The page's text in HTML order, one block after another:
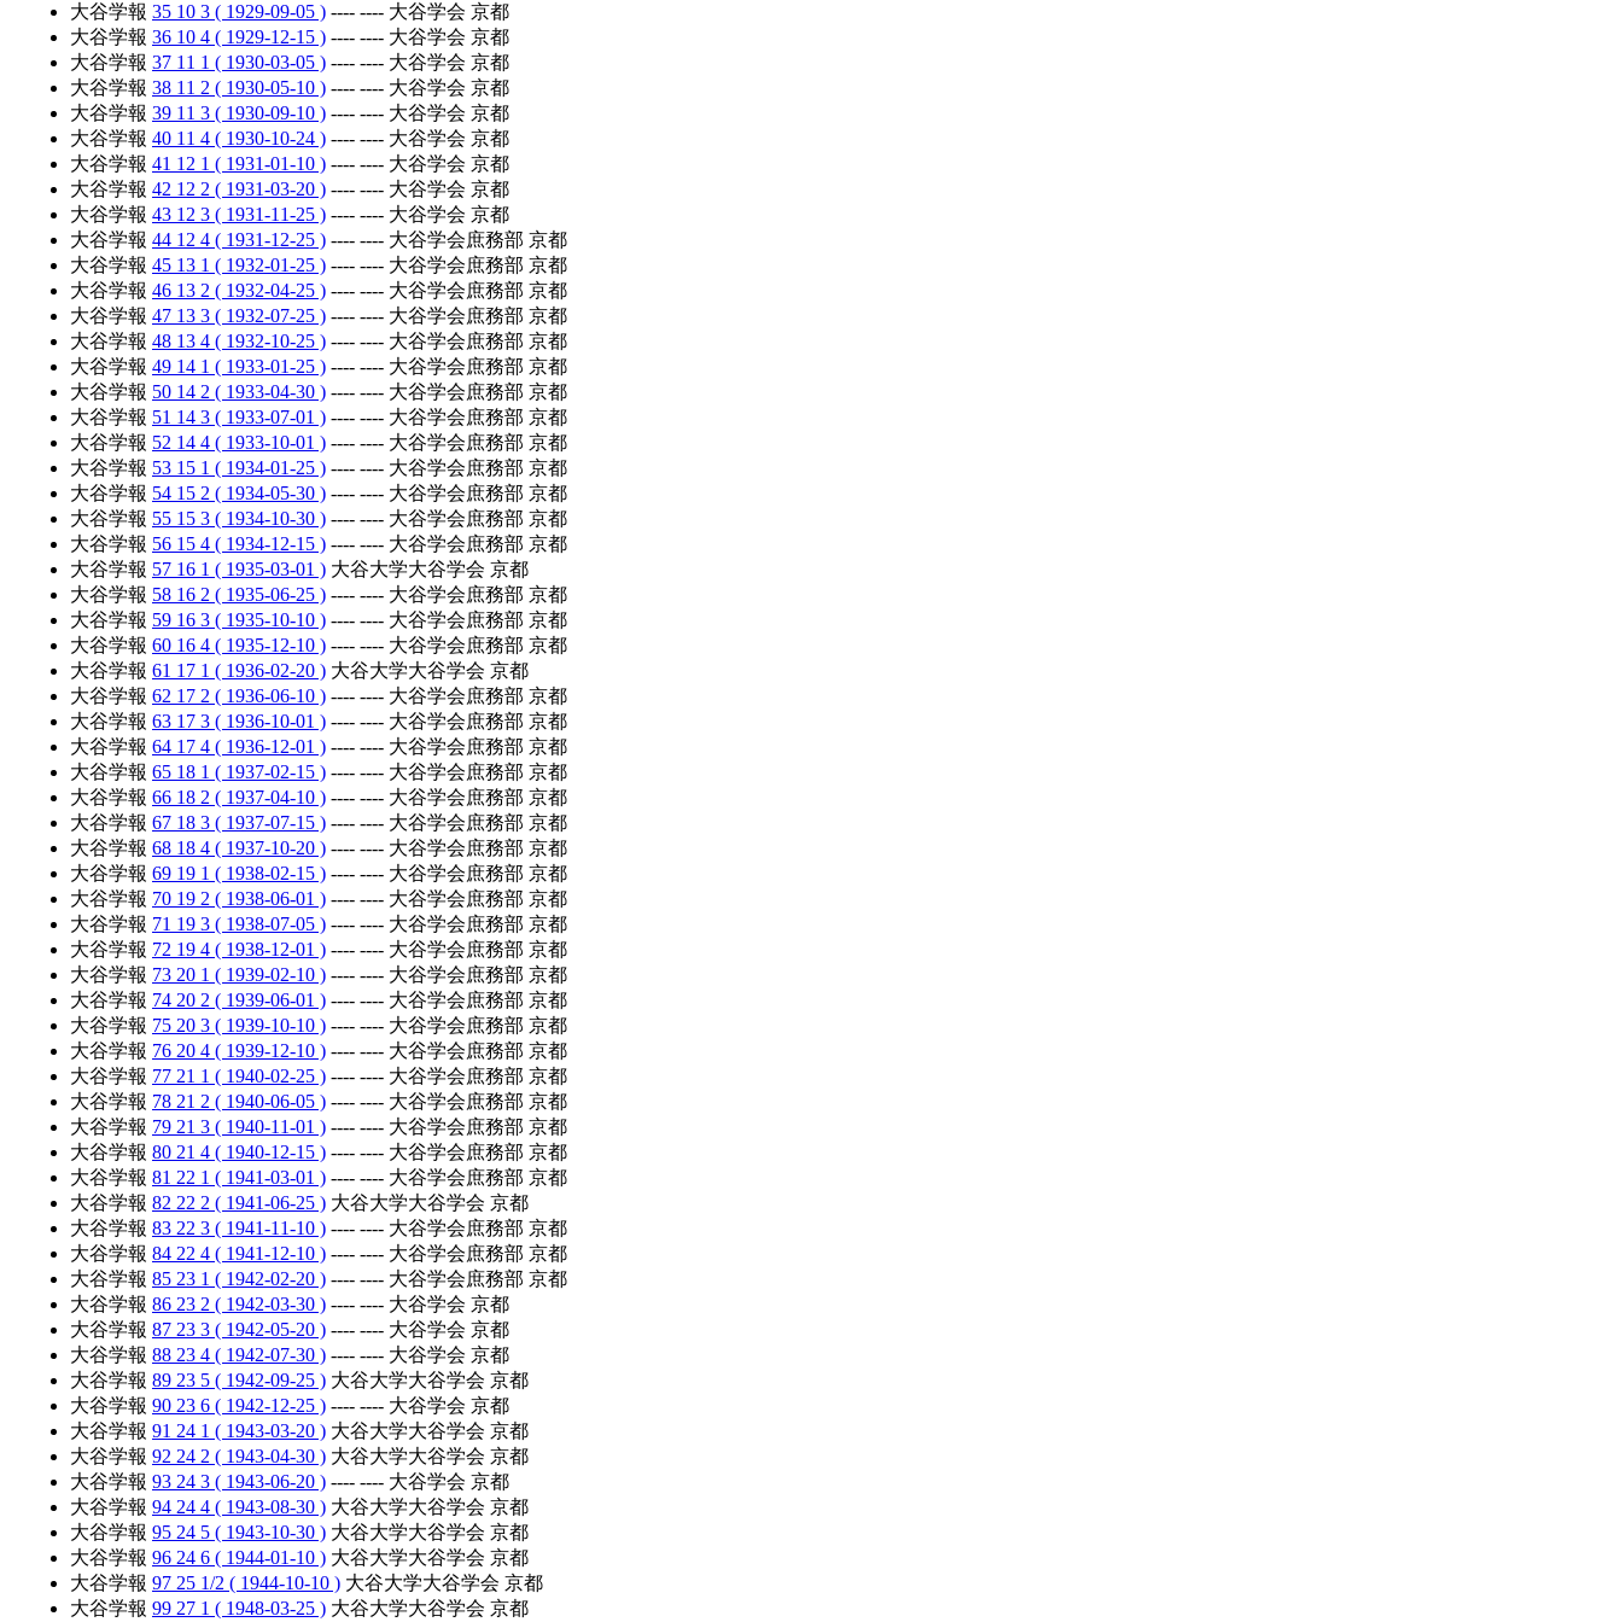
大谷学報 35 10 3 ( 1929-09-05 ) ---- ---- 大谷学会 京都
大谷学報 36 10 4 ( 1929-12-15 ) ---- ---- 大谷学会 京都
大谷学報 37 11 1 ( 1930-03-05 ) ---- ---- 大谷学会 京都
大谷学報 38 11 2 ( 1930-05-10 ) ---- ---- 大谷学会 京都
大谷学報 39 11 3 ( 1930-09-10 ) ---- ---- 大谷学会 京都
大谷学報 40 11 4 ( 1930-10-24 ) ---- ---- 大谷学会 京都
大谷学報 41 12 1 ( 1931-01-10 ) ---- ---- 大谷学会 京都
大谷学報 42 12 2 ( 1931-03-20 ) ---- ---- 大谷学会 京都
大谷学報 43 12 3 ( 1931-11-25 ) ---- ---- 大谷学会 京都
大谷学報 44 12 4 ( 1931-12-25 ) ---- ---- 大谷学会庶務部 京都
大谷学報 45 13 1 ( 1932-01-25 ) ---- ---- 大谷学会庶務部 京都
大谷学報 46 13 2 ( 1932-04-25 ) ---- ---- 大谷学会庶務部 京都
大谷学報 47 13 3 ( 1932-07-25 ) ---- ---- 大谷学会庶務部 京都
大谷学報 48 13 4 ( 1932-10-25 ) ---- ---- 大谷学会庶務部 京都
大谷学報 49 14 1 ( 1933-01-25 ) ---- ---- 大谷学会庶務部 京都
大谷学報 50 14 2 ( 1933-04-30 ) ---- ---- 大谷学会庶務部 京都
大谷学報 51 14 3 ( 1933-07-01 ) ---- ---- 大谷学会庶務部 京都
大谷学報 52 14 4 ( 1933-10-01 ) ---- ---- 大谷学会庶務部 京都
大谷学報 53 15 1 ( 1934-01-25 ) ---- ---- 大谷学会庶務部 京都
大谷学報 54 15 2 ( 1934-05-30 ) ---- ---- 大谷学会庶務部 京都
大谷学報 55 15 3 ( 1934-10-30 ) ---- ---- 大谷学会庶務部 京都
大谷学報 56 15 4 ( 1934-12-15 ) ---- ---- 大谷学会庶務部 京都
大谷学報 57 16 1 ( 1935-03-01 ) 大谷大学大谷学会 京都
大谷学報 58 16 2 ( 1935-06-25 ) ---- ---- 大谷学会庶務部 京都
大谷学報 59 16 3 ( 1935-10-10 ) ---- ---- 大谷学会庶務部 京都
大谷学報 60 16 4 ( 1935-12-10 ) ---- ---- 大谷学会庶務部 京都
大谷学報 61 17 1 ( 1936-02-20 ) 大谷大学大谷学会 京都
大谷学報 62 17 2 ( 1936-06-10 ) ---- ---- 大谷学会庶務部 京都
大谷学報 63 17 3 ( 1936-10-01 ) ---- ---- 大谷学会庶務部 京都
大谷学報 64 17 4 ( 1936-12-01 ) ---- ---- 大谷学会庶務部 京都
大谷学報 65 18 1 ( 1937-02-15 ) ---- ---- 大谷学会庶務部 京都
大谷学報 66 18 2 ( 1937-04-10 ) ---- ---- 大谷学会庶務部 京都
大谷学報 67 18 3 ( 1937-07-15 ) ---- ---- 大谷学会庶務部 京都
大谷学報 68 18 4 ( 1937-10-20 ) ---- ---- 大谷学会庶務部 京都
大谷学報 69 19 1 ( 1938-02-15 ) ---- ---- 大谷学会庶務部 京都
大谷学報 70 19 2 ( 1938-06-01 ) ---- ---- 大谷学会庶務部 京都
大谷学報 71 19 3 ( 1938-07-05 ) ---- ---- 大谷学会庶務部 京都
大谷学報 72 19 4 ( 1938-12-01 ) ---- ---- 大谷学会庶務部 京都
大谷学報 73 20 1 ( 1939-02-10 ) ---- ---- 大谷学会庶務部 京都
大谷学報 74 20 2 ( 1939-06-01 ) ---- ---- 大谷学会庶務部 京都
大谷学報 75 20 3 ( 1939-10-10 ) ---- ---- 大谷学会庶務部 京都
大谷学報 76 20 4 ( 1939-12-10 ) ---- ---- 大谷学会庶務部 京都
大谷学報 77 21 1 ( 1940-02-25 ) ---- ---- 大谷学会庶務部 京都
大谷学報 78 21 2 ( 1940-06-05 ) ---- ---- 大谷学会庶務部 京都
大谷学報 79 21 3 ( 1940-11-01 ) ---- ---- 大谷学会庶務部 京都
大谷学報 80 21 4 ( 1940-12-15 ) ---- ---- 大谷学会庶務部 京都
大谷学報 81 22 1 ( 1941-03-01 ) ---- ---- 大谷学会庶務部 京都
大谷学報 82 22 2 ( 1941-06-25 ) 大谷大学大谷学会 京都
大谷学報 83 22 3 ( 1941-11-10 ) ---- ---- 大谷学会庶務部 京都
大谷学報 84 22 4 ( 1941-12-10 ) ---- ---- 大谷学会庶務部 京都
大谷学報 85 23 1 ( 1942-02-20 ) ---- ---- 大谷学会庶務部 京都
大谷学報 86 23 2 ( 1942-03-30 ) ---- ---- 大谷学会 京都
大谷学報 87 23 3 ( 1942-05-20 ) ---- ---- 大谷学会 京都
大谷学報 88 23 4 ( 1942-07-30 ) ---- ---- 大谷学会 京都
大谷学報 89 23 5 ( 1942-09-25 ) 大谷大学大谷学会 京都
大谷学報 90 23 6 ( 1942-12-25 ) ---- ---- 大谷学会 京都
大谷学報 91 24 1 ( 1943-03-20 ) 大谷大学大谷学会 京都
大谷学報 92 24 2 ( 1943-04-30 ) 大谷大学大谷学会 京都
大谷学報 93 24 3 ( 1943-06-20 ) ---- ---- 大谷学会 京都
大谷学報 94 24 4 ( 1943-08-30 ) 大谷大学大谷学会 京都
大谷学報 95 24 5 ( 1943-10-30 ) 大谷大学大谷学会 京都
大谷学報 96 24 6 ( 1944-01-10 ) 大谷大学大谷学会 京都
大谷学報 97 25 1/2 ( 1944-10-10 ) 大谷大学大谷学会 京都
大谷学報 99 27 1 ( 1948-03-25 ) 大谷大学大谷学会 京都